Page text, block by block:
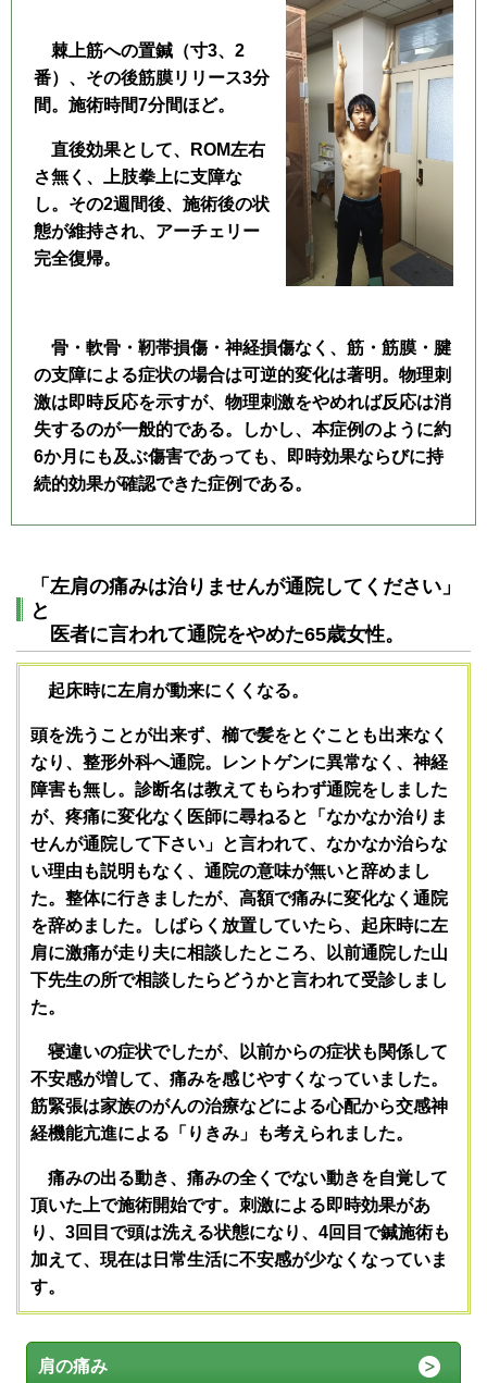
棘上筋への置鍼（寸3、2
番）、その後筋膜リリース3分
間。施術時間7分間ほど。
直後効果として、ROM左右
さ無く、上肢拳上に支障な
し。その2週間後、施術後の状
態が維持され、アーチェリー
完全復帰。
骨・軟骨・靭帯損傷・神経損傷なく、筋・筋膜・腱
の支障による症状の場合は可逆的変化は著明。物理刺
激は即時反応を示すが、物理刺激をやめれば反応は消
失するのが一般的である。しかし、本症例のように約
6か月にも及ぶ傷害であっても、即時効果ならびに持
続的効果が確認できた症例である。
「左肩の痛みは治りませんが通院してください」
と
医者に言われて通院をやめた65歳女性。
起床時に左肩が動来にくくなる。
頭を洗うことが出来ず、櫛で髪をとぐことも出来なく
なり、整形外科へ通院。レントゲンに異常なく、神経
障害も無し。診断名は教えてもらわず通院をしました
が、疼痛に変化なく医師に尋ねると「なかなか治りま
せんが通院して下さい」と言われて、なかなか治らな
い理由も説明もなく、通院の意味が無いと辞めまし
た。整体に行きましたが、高額で痛みに変化なく通院
を辞めました。しばらく放置していたら、起床時に左
肩に激痛が走り夫に相談したところ、以前通院した山
下先生の所で相談したらどうかと言われて受診しまし
た。
寝違いの症状でしたが、以前からの症状も関係して
不安感が増して、痛みを感じやすくなっていました。
筋緊張は家族のがんの治療などによる心配から交感神
経機能亢進による「りきみ」も考えられました。
痛みの出る動き、痛みの全くでない動きを自覚して
頂いた上で施術開始です。刺激による即時効果があ
り、3回目で頭は洗える状態になり、4回目で鍼施術も
加えて、現在は日常生活に不安感が少なくなっていま
す。
肩の痛み